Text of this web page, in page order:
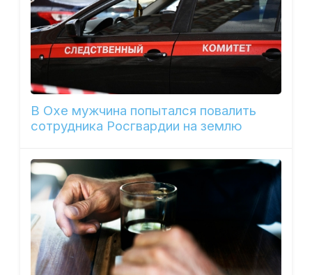
В Охе мужчина попытался повалить
сотрудника Росгвардии на землю